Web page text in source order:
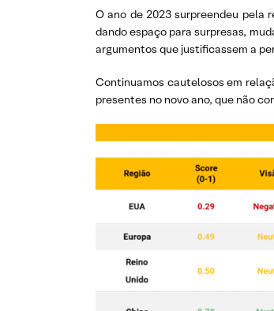
O ano de 2023 surpreendeu pela
dando espaço para surpresas,
argumentos que justificassem a
Continuamos cautelosos em
presentes no novo ano, que não